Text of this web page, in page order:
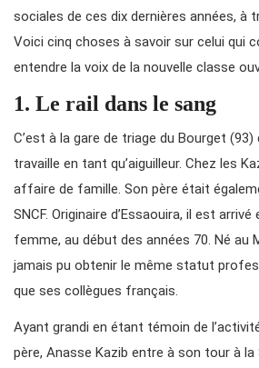
sociales de ces dix dernières années, à
Voici cinq choses à savoir sur celui qui
entendre la voix de la nouvelle classe
1. Le rail dans le sang
C’est à la gare de triage du Bourget (93)
travaille en tant qu’aiguilleur. Chez les
affaire de famille. Son père était
SNCF. Originaire d’Essaouira, il est
femme, au début des années 70. Né au
jamais pu obtenir le même statut
que ses collègues français.
Ayant grandi en étant témoin de
père, Anasse Kazib entre à son tour à la